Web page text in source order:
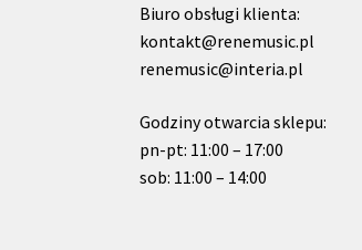
Biuro obsługi klienta:
kontakt@renemusic.pl
renemusic@interia.pl
Godziny otwarcia sklepu:
pn-pt: 11:00 – 17:00
sob: 11:00 – 14:00